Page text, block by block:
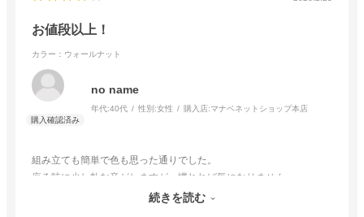
お値段以上！
カラー：ウォールナット
no name
年代:40代 性別:女性 購入店:マナベネットショップ本店
組み立ても簡単で色も思った通りでした。
座る時に少し軋む音がしますが、慣れれば気になりません。
他の方のレビューにもありましたが耐荷重の記載があれば購入しや
続きを読む